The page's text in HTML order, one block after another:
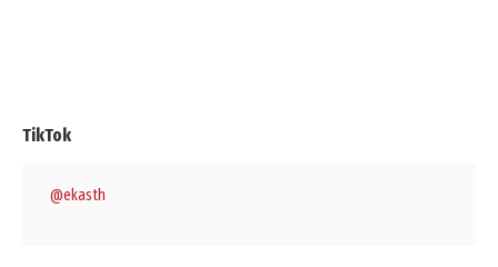
TikTok
@ekasth